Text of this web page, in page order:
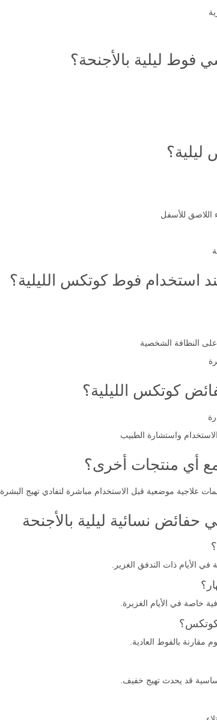
ليلية بالأجنحة؟
اللاصق للأسفل
استخدام فوط كوتكس الليلية؟
كوتكس الليلية؟
واستشارة الطبيب
أي منتجات أخرى؟
علاجية موضعية قبل الاستخدام مباشرة لتفادي تهيج البشرة
نسائية ليلية بالأجنحة
الأيام ذات التدفق الغزير.
خاصة في الأيام الغزيرة.
كوتكس؟
مقارنة بالفوط العادية.
قد يحدث تهيج خفيف.